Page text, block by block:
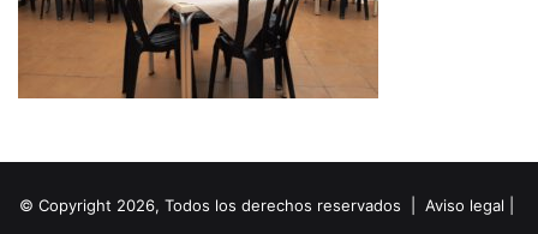
© Copyright 2026, Todos los derechos reservados | Aviso legal